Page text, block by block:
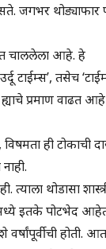
असते. जगभर
चाललेला आहे. हे
टाईम्स’, तसेच
प्रमाण वाढत
ही टोकाची
त्याला थोडासा
इतके पोटभेद
होती.